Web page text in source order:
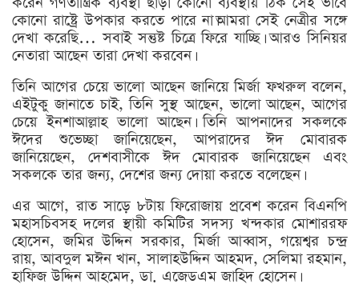
কোনো রাষ্ট্রে উপকার করতে পারে না।আমরা সেই নেত্রীর সঙ্গে
দেখা করেছি… সবাই সন্তুষ্ট চিত্রে ফিরে যাচ্ছি। আরও সিনিয়র
নেতারা আছেন তারা দেখা করবেন।
তিনি আগের চেয়ে ভালো আছেন জানিয়ে মির্জা ফখরুল বলেন,
এইটুকু জানাতে চাই, তিনি সুস্থ আছেন, ভালো আছেন, আগের
চেয়ে ইনশাআল্লাহ ভালো আছেন। তিনি আপনাদের সকলকে
ঈদের শুভেচ্ছা জানিয়েছেন, আপরাদের ঈদ মোবারক
জানিয়েছেন, দেশবাসীকে ঈদ মোবারক জানিয়েছেন এবং
সকলকে তার জন্য, দেশের জন্য দোয়া করতে বলেছেন।
এর আগে, রাত সাড়ে ৮টায় ফিরোজায় প্রবেশ করেন বিএনপি
মহাসচিবসহ দলের স্থায়ী কমিটির সদস্য খন্দকার মোশাররফ
হোসেন, জমির উদ্দিন সরকার, মির্জা আব্বাস, গয়েশ্বর চন্দ্র
রায়, আবদুল মঈন খান, সালাহউদ্দিন আহমদ, সেলিমা রহমান,
হাফিজ উদ্দিন আহমেদ, ডা. এজেডএম জাহিদ হোসেন।